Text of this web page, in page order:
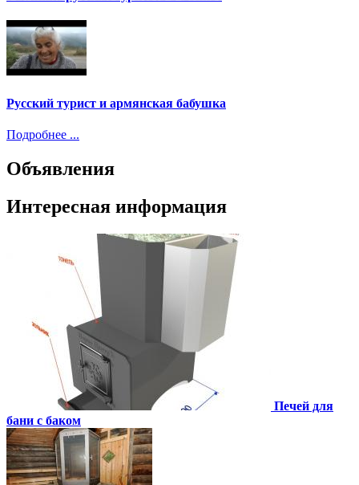
Русский турист и армянская бабушка
Подробнее ...
Объявления
Интересная информация
Печей для
бани с баком